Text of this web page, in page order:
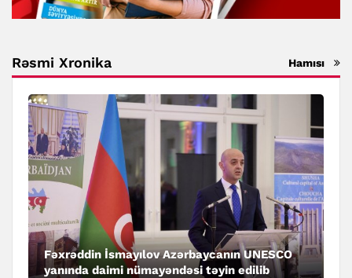
Rəsmi Xronika Hamısı
Fəxrəddin İsmayılov Azərbaycanın UNESCO
yanında daimi nümayəndəsi təyin edilib